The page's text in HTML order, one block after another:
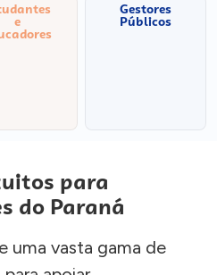
e
Gestores
Públicos
para
do Paraná
uma vasta gama de